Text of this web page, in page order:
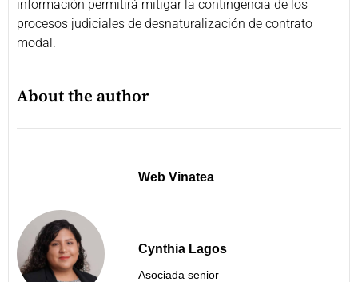
información permitirá mitigar la contingencia de los
procesos judiciales de desnaturalización de contrato
modal.
About the author
Web Vinatea
Cynthia Lagos
Asociada senior